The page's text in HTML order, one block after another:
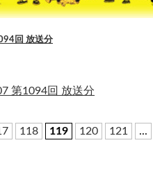
回 放送分
第1094回 放送分
118 119 120 121
...